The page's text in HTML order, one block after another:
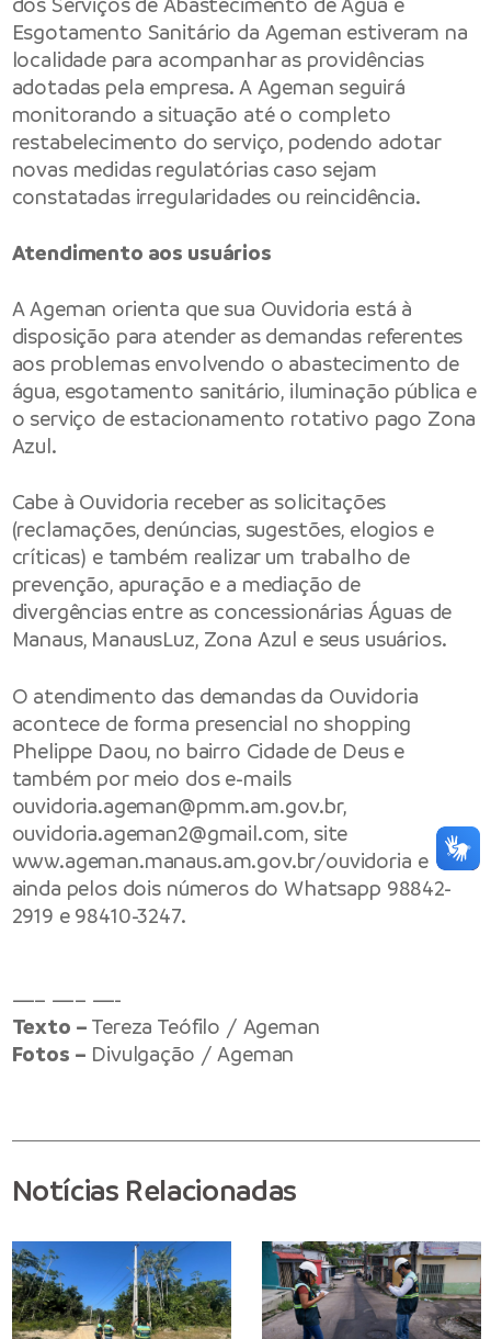
Esgotamento Sanitário da Ageman estiveram na
localidade para acompanhar as providências
adotadas pela empresa. A Ageman seguirá
monitorando a situação até o completo
restabelecimento do serviço, podendo adotar
novas medidas regulatórias caso sejam
constatadas irregularidades ou reincidência.
Atendimento aos usuários
AAgeman orienta que sua Ouvidoria está à
disposição para atender as demandas referentes
aos problemas envolvendo o abastecimento de
água, esgotamento sanitário, iluminação pública e
o serviço de estacionamento rotativo pago Zona
Azul.
Cabe à Ouvidoria receber as solicitações
(reclamações, denúncias, sugestões, elogios e
críticas) e também realizar um trabalho de
prevenção, apuração e a mediação de
divergências entre as concessionárias Águas de
Manaus, ManausLuz, Zona Azul e seus usuários.
O atendimento das demandas da Ouvidoria
acontece de forma presencial no shopping
Phelippe Daou, no bairro Cidade de Deus e
também por meio dos e-mails
ouvidoria.ageman@pmm.am.gov.br,
ouvidoria.ageman2@gmail.com, site
www.ageman.manaus.am.gov.br/ouvidoria e
ainda pelos dois números do Whatsapp 98842-
2919 e 98410-3247.
—– —– —-
Texto – Tereza Teófilo / Ageman
Fotos – Divulgação / Ageman
Notícias Relacionadas